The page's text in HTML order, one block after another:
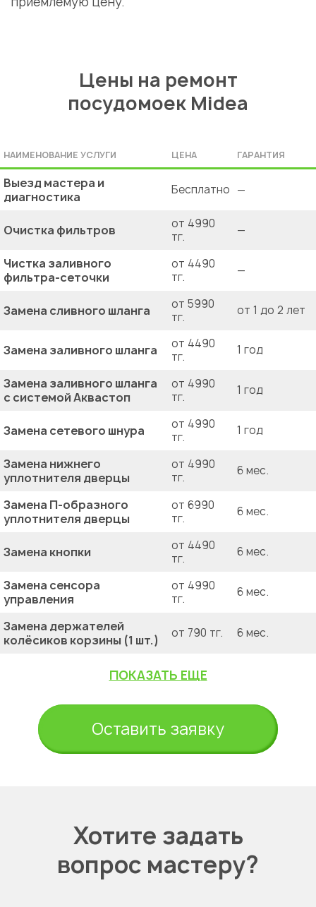
Цены на ремонт
посудомоек Midea
НАИМЕНОВАНИЕ УСЛУГИ ЦЕНА ГАРАНТИЯ
Выезд мастера и
диагностика
Бесплатно —
Очистка фильтров
от 4990
тг.
—
Чистка заливного
фильтра-сеточки
от 4490
тг.
—
Замена сливного шланга
от 5990
тг.
от 1 до 2 лет
Замена заливного шланга
от 4490
тг.
1 год
Замена заливного шланга
с системой Аквастоп
от 4990
тг.
1 год
Замена сетевого шнура
от 4990
тг.
1 год
Замена нижнего
уплотнителя дверцы
от 4990
тг.
6 мес.
Замена П-образного
уплотнителя дверцы
от 6990
тг.
6 мес.
Замена кнопки
от 4490
тг.
6 мес.
Замена сенсора
управления
от 4990
тг.
6 мес.
Замена держателей
колёсиков корзины (1 шт.)
от 790 тг. 6 мес.
ПОКАЗАТЬ ЕЩЕ
Оставить заявку
Хотите задать
вопрос мастеру?